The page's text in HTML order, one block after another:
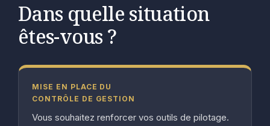
Dans quelle situation
êtes-vous ?
MISE EN PLACE DU
CONTRÔLE DE GESTION
Vous souhaitez renforcer vos outils de pilotage.